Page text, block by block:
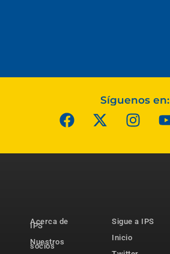
Síguenos en:
Acerca de
IPS
Nuestros
socios
Sigue a IPS
Inicio